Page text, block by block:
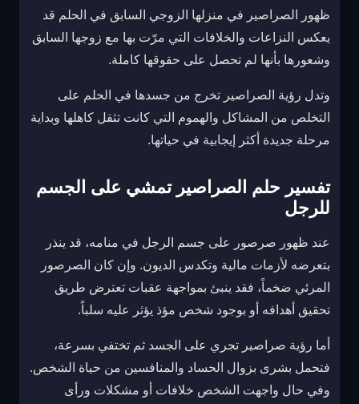
ظهور الصراصير في منزلها الزوجي السابق في الحلم قد
يعكس النزاعات والخلافات التي مرّت بها مع زوجها السابق
وشعورها بأنها لم تحصل على حقوقها كاملة.
وتدل رؤية الصراصير تخرج من جسدها في الحلم على
التخلص من المشاكل والهموم التي كانت تثقل كاهلها وبداية
مرحلة جديدة أكثر إيجابية في حياتها.
تفسير حلم الصراصير تمشي على الجسم
للرجل
عند ظهور صرصور على جسم الرجل في منامه، قد ينذر
بتعرضه لأزمات مالية وتكدس الديون. وإن كان الصرصور
المرئي ضخماً، فقد ينبئ بمواجهة عقبات تعترض طريق
تحقيق أهدافه أو بوجود شخص مؤذ يؤثر عليه سلباً.
أما رؤية صراصير تجري على الجسد ثم تختفي بسرعة،
فتحمل بشرى بزوال الحساد والمنافسين من حياة الشخص.
وفي حال واجهت الشخص خلافات أو مشكلات ورأى